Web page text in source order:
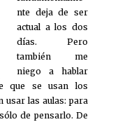
nte deja de ser
actual a los dos
días. Pero
también me
niego a hablar
que se usan los
usar las aulas: para
de pensarlo. De